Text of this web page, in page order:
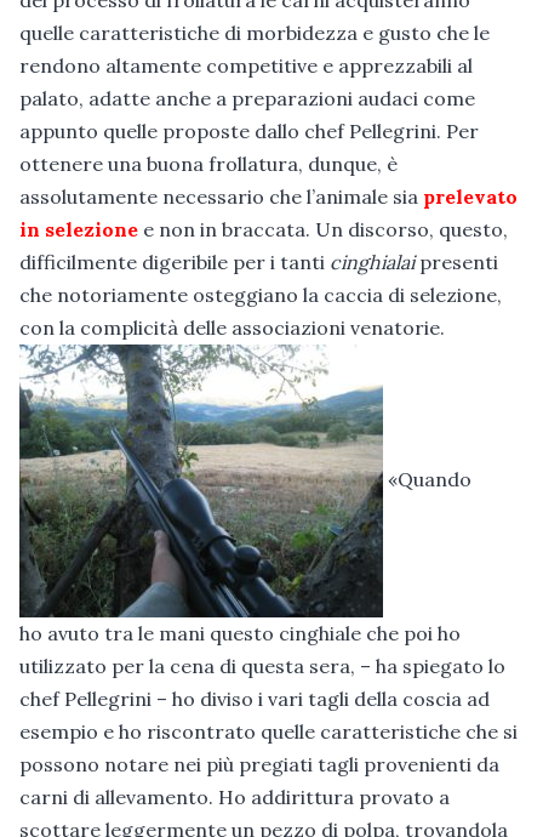
quelle caratteristiche di morbidezza e gusto che le
rendono altamente competitive e apprezzabili al
palato, adatte anche a preparazioni audaci come
appunto quelle proposte dallo chef Pellegrini. Per
ottenere una buona frollatura, dunque, è
assolutamente necessario che l’animale sia prelevato
in selezione e non in braccata. Un discorso, questo,
difficilmente digeribile per i tanti cinghialaipresenti
che notoriamente osteggiano la caccia di selezione,
con la complicità delle associazioni venatorie.
«Quando
ho avuto tra le mani questo cinghiale che poi ho
utilizzato per la cena di questa sera, – ha spiegato lo
chef Pellegrini – ho diviso i vari tagli della coscia ad
esempio e ho riscontrato quelle caratteristiche che si
possono notare nei più pregiati tagli provenienti da
carni di allevamento. Ho addirittura provato a
scottare leggermente un pezzo di polpa, trovandola